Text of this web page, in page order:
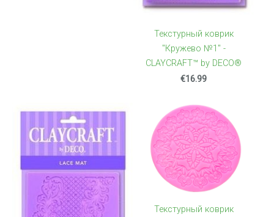
Текстурный коврик
"Кружево №1" -
CLAYCRAFT™ by DECO®
€16.99
Текстурный коврик